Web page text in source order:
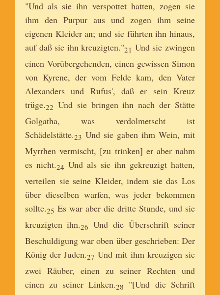
"Und als sie ihn verspottet hatten, zogen sie
ihm den Purpur aus und zogen ihm seine
eigenen Kleider an; und sie führten ihn hinaus,
auf daß sie ihn kreuzigten."21 Und sie zwingen
einen Vorübergehenden, einen gewissen Simon
von Kyrene, der vom Felde kam, den Vater
Alexanders und Rufus', daß er sein Kreuz
trüge.22 Und sie bringen ihn nach der Stätte
Golgatha, was verdolmetscht ist
Schädelstätte.23 Und sie gaben ihm Wein, mit
Myrrhen vermischt, [zu trinken] er aber nahm
es nicht.24 Und als sie ihn gekreuzigt hatten,
verteilen sie seine Kleider, indem sie das Los
über dieselben warfen, was jeder bekommen
sollte.25 Es war aber die dritte Stunde, und sie
kreuzigten ihn.26 Und die Überschrift seiner
Beschuldigung war oben über geschrieben: Der
König der Juden.27 Und mit ihm kreuzigen sie
zwei Räuber, einen zu seiner Rechten und
einen zu seiner Linken.28 "[Und die Schrift